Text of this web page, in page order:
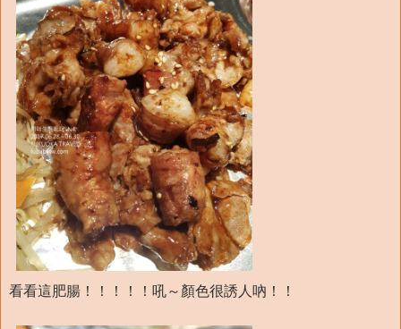
看看這肥腸！！！！！吼～顏色很誘人吶！！